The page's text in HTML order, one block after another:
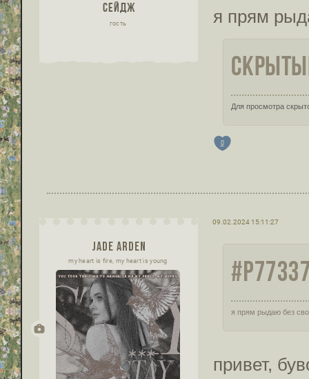
СЕЙДЖ
гость я прям
Для просмотра
0
09.02.2024 15:11:27
JADE ARDEN
my heart is fire, my heart is young
я прям рыдаю без
привет,